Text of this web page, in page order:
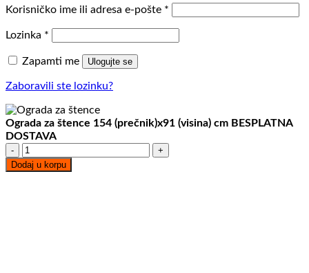
Korisničko ime ili adresa e-pošte *
Lozinka *
Zapamti me Ulogujte se
Zaboravili ste lozinku?
Ograda za štence 154 (prečnik)x91 (visina) cm BESPLATNA
DOSTAVA
Ograda
za
štence
Dodaj u korpu